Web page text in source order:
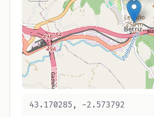
43.170285, -2.573792